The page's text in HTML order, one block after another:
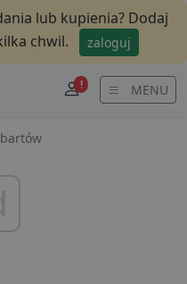
lub kupienia? Dodaj
chwil.
zaloguj
! MENU